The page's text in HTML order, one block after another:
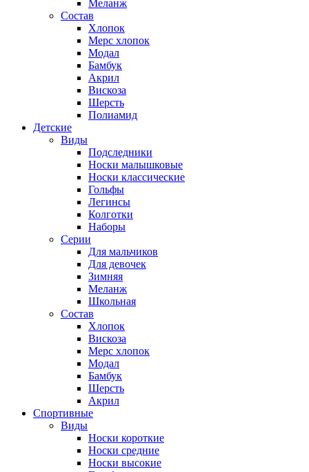
Меланж
Состав
Хлопок
Мерс хлопок
Модал
Бамбук
Акрил
Вискоза
Шерсть
Полиамид
Детские
Виды
Подследники
Носки малышковые
Носки классические
Гольфы
Легинсы
Колготки
Наборы
Серии
Для мальчиков
Для девочек
Зимняя
Меланж
Школьная
Состав
Хлопок
Вискоза
Мерс хлопок
Модал
Бамбук
Шерсть
Акрил
Спортивные
Виды
Носки короткие
Носки средние
Носки высокие